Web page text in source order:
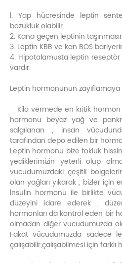
l. Yap hücresinde leptin
bozukluk olabilir.
2. Kana geçen leptinin
3. Leptin KBB ve kan BOS
4. Hipotalamusta leptin
vardır.
Leptin hormonunun zayıflamaya
Kilo vermede en kritik
hormonu beyaz yağ ve
salgılanan , insan
tarafından depo edilen bir
Leptin hormonu bize tokluk hissini
yediklerimizin yeterli olup
vücudumuzdaki çeşitli
olan yağları yıkarak , bizler için
İnsülin hormonu ile birlikte
düzeyini idare ederek ,
hormonları da kontrol eden bir
olmadan diğer vücudumuzda
Fakat vücudumuzda sadece
çalışabilir,çalışabilmesi için